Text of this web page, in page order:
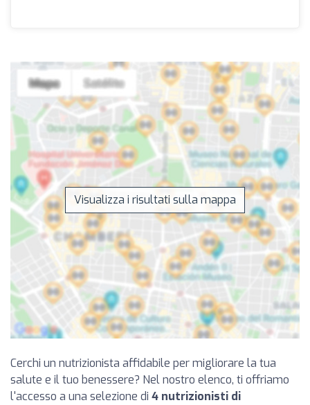
Visualizza i risultati sulla mappa
Cerchi un nutrizionista affidabile per migliorare la tua
salute e il tuo benessere? Nel nostro elenco, ti offriamo
l'accesso a una selezione di 4 nutrizionisti di